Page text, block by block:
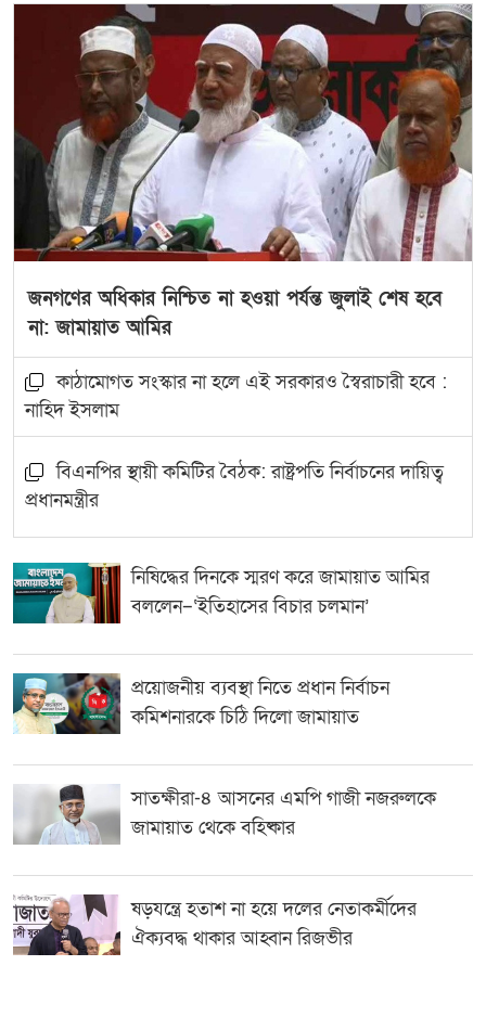
জনগণের অধিকার নিশ্চিত না হওয়া পর্যন্ত জুলাই শেষ হবে
না: জামায়াত আমির
কাঠামোগত সংস্কার না হলে এই সরকারও স্বৈরাচারী হবে :
নাহিদ ইসলাম
বিএনপির স্থায়ী কমিটির বৈঠক: রাষ্ট্রপতি নির্বাচনের দায়িত্ব
প্রধানমন্ত্রীর
নিষিদ্ধের দিনকে স্মরণ করে জামায়াত আমির
বললেন–‘ইতিহাসের বিচার চলমান’
প্রয়োজনীয় ব্যবস্থা নিতে প্রধান নির্বাচন
কমিশনারকে চিঠি দিলো জামায়াত
সাতক্ষীরা-৪ আসনের এমপি গাজী নজরুলকে
জামায়াত থেকে বহিষ্কার
ষড়যন্ত্রে হতাশ না হয়ে দলের নেতাকর্মীদের
ঐক্যবদ্ধ থাকার আহ্বান রিজভীর